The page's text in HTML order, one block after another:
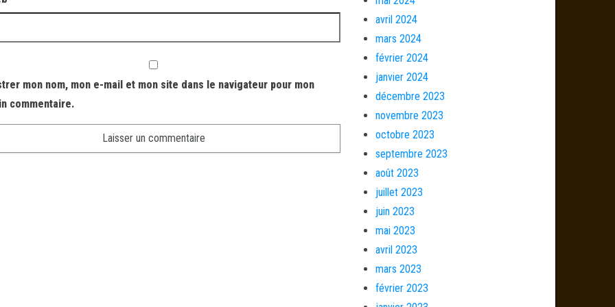
mon nom, mon e-mail et mon site dans le navigateur pour mon
commentaire.
avril 2024
mars 2024
février 2024
janvier 2024
décembre 2023
novembre 2023
octobre 2023
septembre 2023
août 2023
juillet 2023
juin 2023
mai 2023
avril 2023
mars 2023
février 2023